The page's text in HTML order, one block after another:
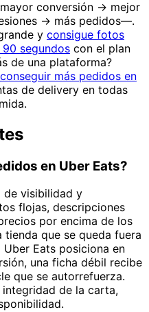
conversión → mejor
→ más pedidos—.
y consigue fotos
segundos con el plan
de una plataforma?
conseguir más pedidos en
de delivery en todas
en Uber Eats?
de visibilidad y
flojas, descripciones
por encima de los
que se queda fuera
Eats posiciona en
una ficha débil recibe
que se autorrefuerza.
de la carta,